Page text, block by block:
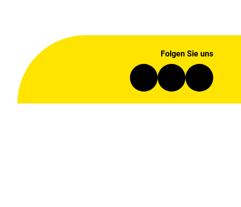
Folgen Sie uns